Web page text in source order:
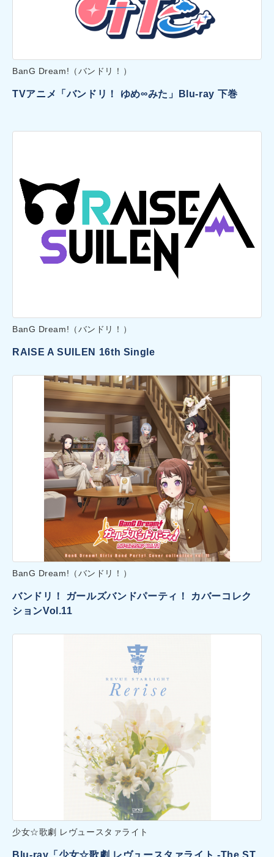
BanG Dream!（バンドリ！）
TVアニメ「バンドリ！ ゆめ∞みた」Blu-ray 下巻
BanG Dream!（バンドリ！）
RAISE A SUILEN 16th Single
BanG Dream!（バンドリ！）
バンドリ！ ガールズバンドパーティ！ カバーコレク
ションVol.11
少女☆歌劇 レヴュースタァライト
Blu-ray「少女☆歌劇 レヴュースタァライト -The ST